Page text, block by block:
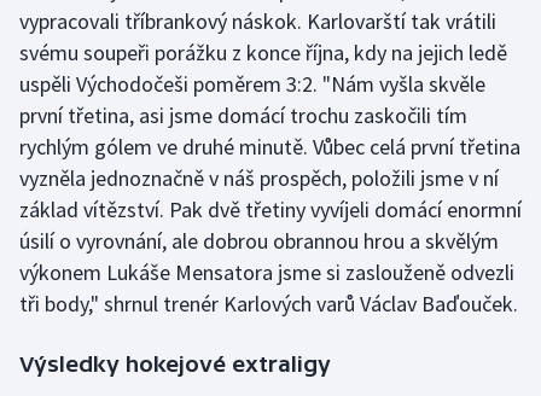
Stolní tenis
Triatlon
Veslování
Vodní slalom
Volejbal
Ostatní
vypracovali tříbrankový náskok. Karlovarští tak vrátili
svému soupeři porážku z konce října, kdy na jejich ledě
uspěli Východočeši poměrem 3:2. "Nám vyšla skvěle
první třetina, asi jsme domácí trochu zaskočili tím
rychlým gólem ve druhé minutě. Vůbec celá první třetina
vyzněla jednoznačně v náš prospěch, položili jsme v ní
základ vítězství. Pak dvě třetiny vyvíjeli domácí enormní
úsilí o vyrovnání, ale dobrou obrannou hrou a skvělým
výkonem Lukáše Mensatora jsme si zaslouženě odvezli
tři body," shrnul trenér Karlových varů Václav Baďouček.
Výsledky hokejové extraligy